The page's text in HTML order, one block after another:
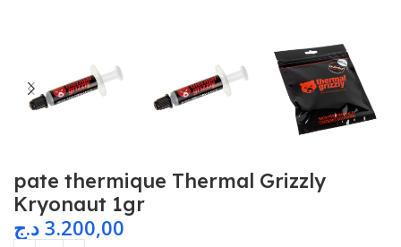
pate thermique Thermal Grizzly
Kryonaut 1gr
3.200,00 د.ج